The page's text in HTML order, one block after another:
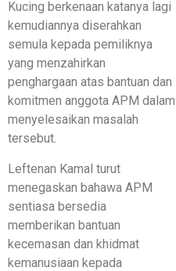
Kucing berkenaan katanya lagi
kemudiannya diserahkan
semula kepada pemiliknya
yang menzahirkan
penghargaan atas bantuan dan
komitmen anggota APM dalam
menyelesaikan masalah
tersebut.
Leftenan Kamal turut
menegaskan bahawa APM
sentiasa bersedia
memberikan bantuan
kecemasan dan khidmat
kemanusiaan kepada